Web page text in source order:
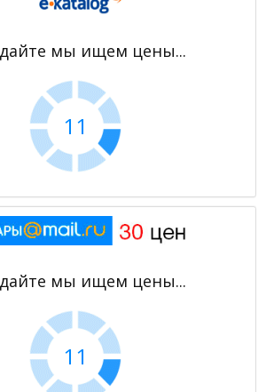
мы ищем цены...
11
мы ищем цены...
11